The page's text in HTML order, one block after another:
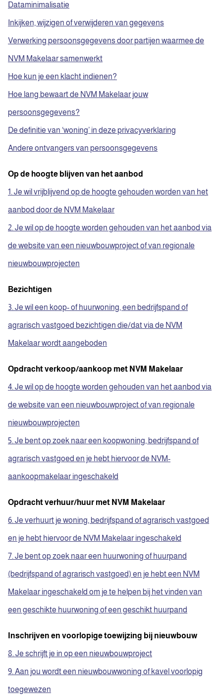
Dataminimalisatie
Inkijken, wijzigen of verwijderen van gegevens
Verwerking persoonsgegevens door partijen waarmee de
NVM Makelaar samenwerkt
Hoe kun je een klacht indienen?
Hoe lang bewaart de NVM Makelaar jouw
persoonsgegevens?
De definitie van ‘woning’ in deze privacyverklaring
Andere ontvangers van persoonsgegevens
Op de hoogte blijven van het aanbod
1. Je wil vrijblijvend op de hoogte gehouden worden van het
aanbod door de NVM Makelaar
2. Je wil op de hoogte worden gehouden van het aanbod via
de website van een nieuwbouwproject of van regionale
nieuwbouwprojecten
Bezichtigen
3. Je wil een koop- of huurwoning, een bedrijfspand of
agrarisch vastgoed bezichtigen die/dat via de NVM
Makelaar wordt aangeboden
Opdracht verkoop/aankoop met NVM Makelaar
4. Je wil op de hoogte worden gehouden van het aanbod via
de website van een nieuwbouwproject of van regionale
nieuwbouwprojecten
5. Je bent op zoek naar een koopwoning, bedrijfspand of
agrarisch vastgoed en je hebt hiervoor de NVM-
aankoopmakelaar ingeschakeld
Opdracht verhuur/huur met NVM Makelaar
6. Je verhuurt je woning, bedrijfspand of agrarisch vastgoed
en je hebt hiervoor de NVM Makelaar ingeschakeld
7. Je bent op zoek naar een huurwoning of huurpand
(bedrijfspand of agrarisch vastgoed) en je hebt een NVM
Makelaar ingeschakeld om je te helpen bij het vinden van
een geschikte huurwoning of een geschikt huurpand
Inschrijven en voorlopige toewijzing bij nieuwbouw
8. Je schrijft je in op een nieuwbouwproject
9. Aan jou wordt een nieuwbouwwoning of kavel voorlopig
toegewezen